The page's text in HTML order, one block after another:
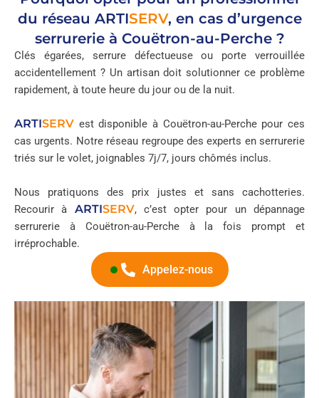
du réseau ARTISERV, en cas d’urgence
serrurerie à Couëtron-au-Perche ?
Clés égarées, serrure défectueuse ou porte verrouillée
accidentellement ? Un artisan doit solutionner ce problème
rapidement, à toute heure du jour ou de la nuit.
ARTISERV est disponible à Couëtron-au-Perche pour ces
cas urgents. Notre réseau regroupe des experts en serrurerie
triés sur le volet, joignables 7j/7, jours chômés inclus.
Nous pratiquons des prix justes et sans cachotteries.
Recourir à ARTISERV, c’est opter pour un dépannage
serrurerie à Couëtron-au-Perche à la fois prompt et
irréprochable.
Appelez-nous